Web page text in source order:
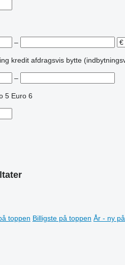
–
kredit afdragsvis bytte
–
5 Euro 6
toppen Billigste på toppen År - ny